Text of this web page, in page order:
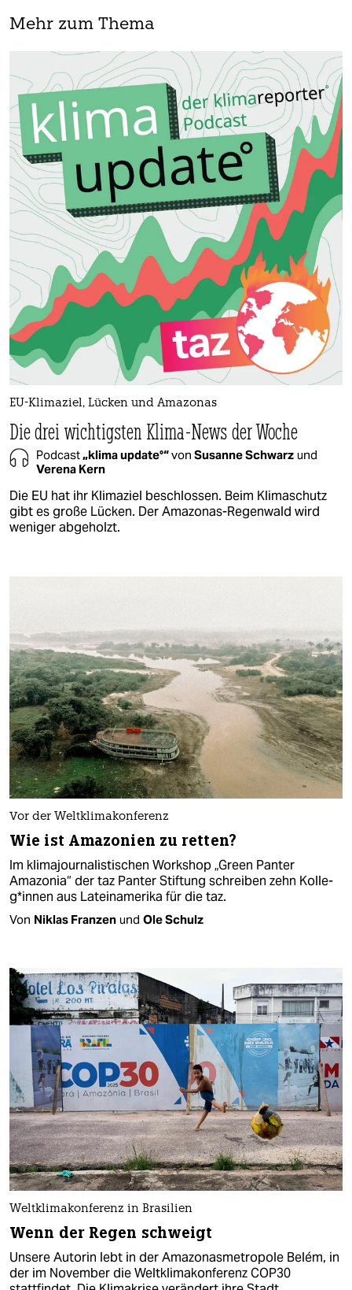
Mehr zum Thema
EU-Klimaziel, Lücken und Amazonas
Die drei wichtigsten Klima-News der Woche
Podcast„klima update°“von Susanne Schwarz und
Verena Kern
Die EU hat ihr Klimaziel beschlossen. Beim Klimaschutz
gibt es große Lücken. Der Amazonas-Regenwald wird
weniger abgeholzt.
Vor der Weltklimakonferenz
Wie ist Amazonien zu retten?
Im klimajournalistischen Workshop „Green Panter
Amazonia“ der taz Panter Stiftung schreiben zehn Kol­le­
g*in­nen aus Lateinamerika für die taz.
Von Niklas Franzen und Ole Schulz
Weltklimakonferenz in Brasilien
Wenn der Regen schweigt
Unsere Autorin lebt in der Amazonasmetropole Belém, in
der im November die Weltklimakonferenz COP30